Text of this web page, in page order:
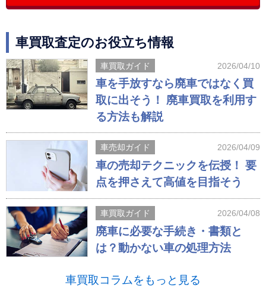
車買取査定のお役立ち情報
車買取ガイド 2026/04/10
車を手放すなら廃車ではなく買
取に出そう！ 廃車買取を利用す
る方法も解説
車売却ガイド 2026/04/09
車の売却テクニックを伝授！ 要
点を押さえて高値を目指そう
車買取ガイド 2026/04/08
廃車に必要な手続き・書類と
は？動かない車の処理方法
車買取コラムをもっと見る